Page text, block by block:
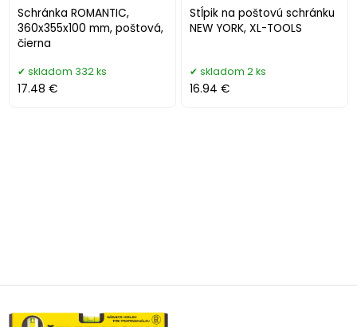
Schránka ROMANTIC,
360x355x100 mm, poštová,
čierna
skladom 332 ks
17.48 €
Stĺpik na poštovú schránku
NEW YORK, XL-TOOLS
skladom 2 ks
16.94 €